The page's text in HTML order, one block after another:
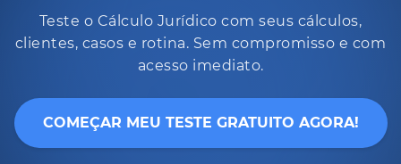
Teste o Cálculo Jurídico com seus cálculos,
clientes, casos e rotina. Sem compromisso e com
acesso imediato.
COMEÇAR MEU TESTE GRATUITO AGORA!